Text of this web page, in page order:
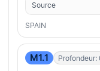
Source
SPAIN
M1.1 Profondeur: